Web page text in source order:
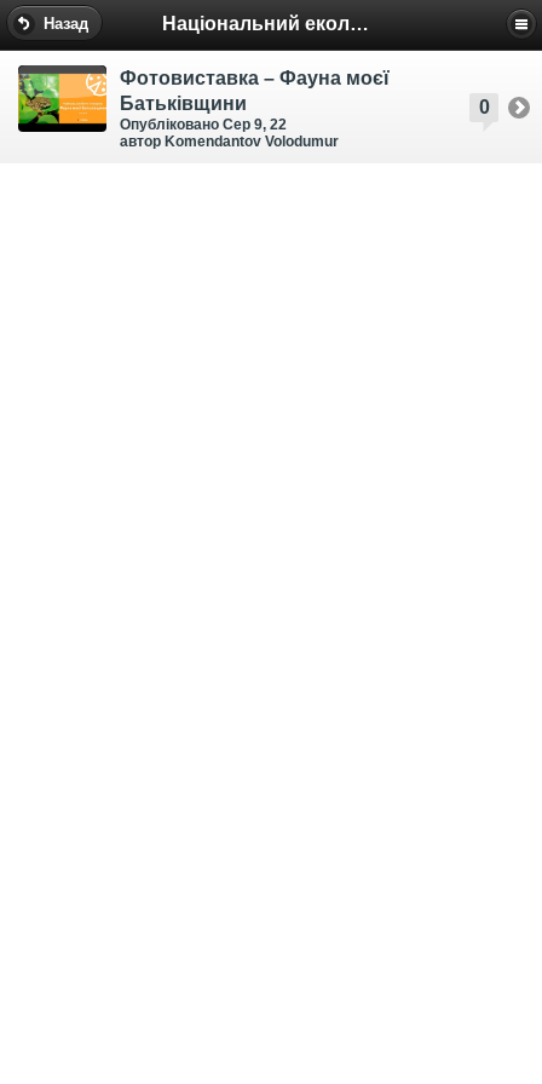
Назад Національний еколого-натуралістичний центр
0
Фотовиставка – Фауна моєї
Батьківщини
Опубліковано Сер 9, 22
автор Komendantov Volodumur